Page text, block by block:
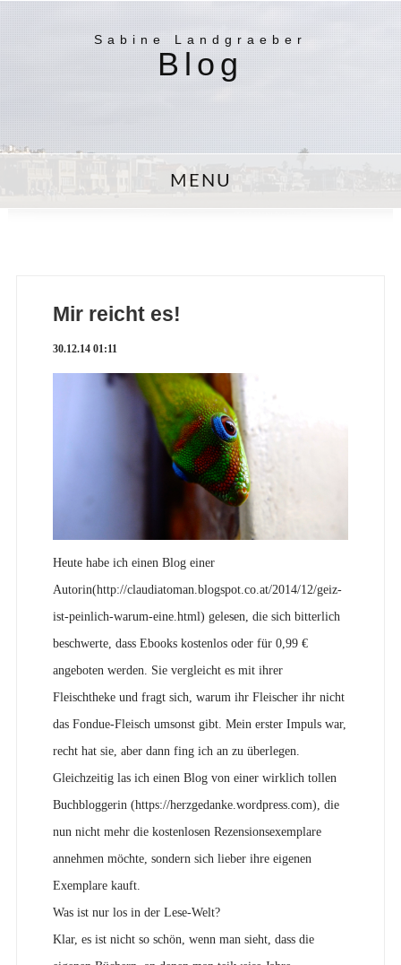
Sabine Landgraeber
Blog
MENU
Mir reicht es!
30.12.14 01:11
Heute habe ich einen Blog einer
Autorin(http://claudiatoman.blogspot.co.at/2014/12/geiz-
ist-peinlich-warum-eine.html) gelesen, die sich bitterlich
beschwerte, dass Ebooks kostenlos oder für 0,99 €
angeboten werden. Sie vergleicht es mit ihrer
Fleischtheke und fragt sich, warum ihr Fleischer ihr nicht
das Fondue-Fleisch umsonst gibt. Mein erster Impuls war,
recht hat sie, aber dann fing ich an zu überlegen.
Gleichzeitig las ich einen Blog von einer wirklich tollen
Buchbloggerin (https://herzgedanke.wordpress.com), die
nun nicht mehr die kostenlosen Rezensionsexemplare
annehmen möchte, sondern sich lieber ihre eigenen
Exemplare kauft.
Was ist nur los in der Lese-Welt?
Klar, es ist nicht so schön, wenn man sieht, dass die